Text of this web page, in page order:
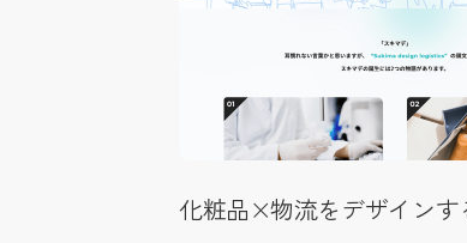
化粧品×物流をデザインす